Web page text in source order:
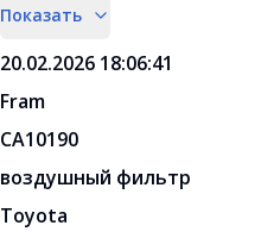
Показать
20.02.2026 18:06:41
Fram
CA10190
воздушный фильтр
Toyota